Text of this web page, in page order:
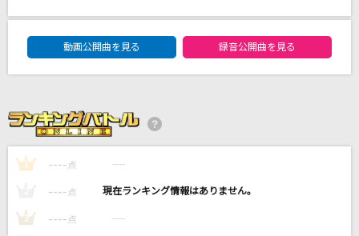
怪獣の花唄
矢吹健
時の流れに身をまかせ
テレサ・テン
[生音]あばよ
DAM★ともボーカルエントリーランキング
動画公開曲を見る
録音公開曲を見る
1 ---- 点 ----
---- 点 ----
3 ---- 点 ----